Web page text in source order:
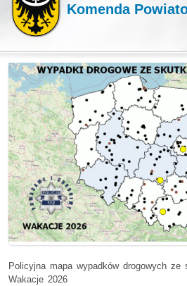
Komenda
Topnews
Policyjna mapa wypadków drogowych ze
Wakacje 2026